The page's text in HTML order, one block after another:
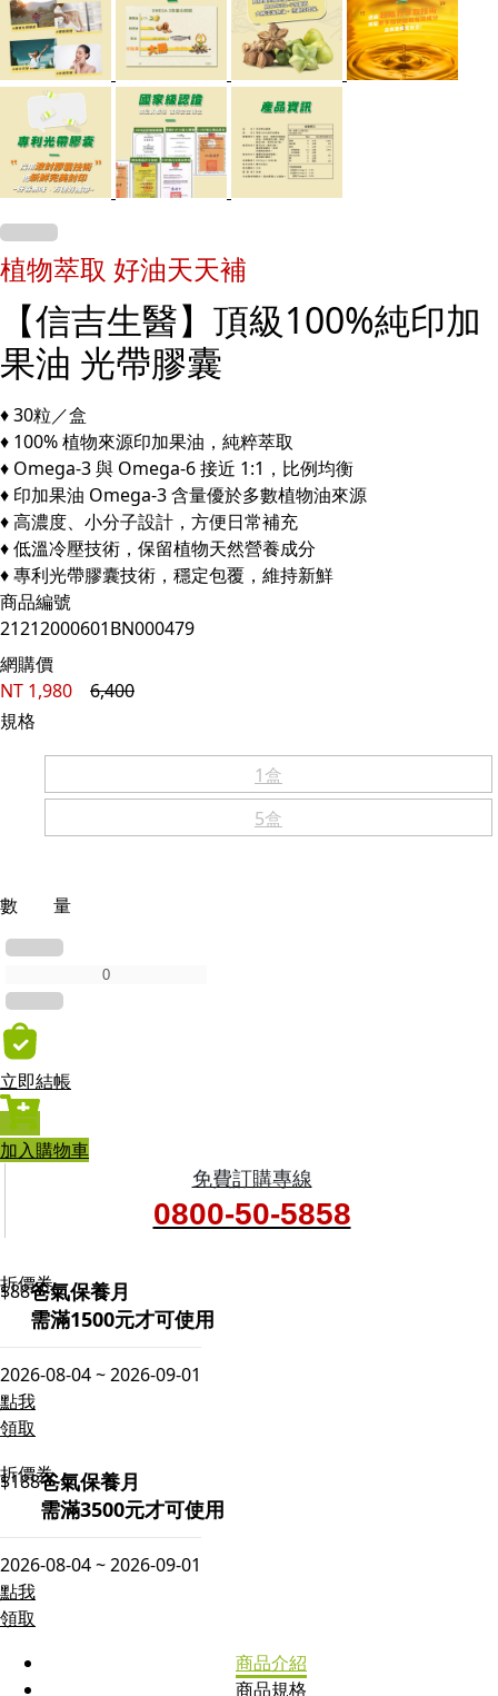
植物萃取 好油天天補
【信吉生醫】頂級100%純印加
果油 光帶膠囊
♦ 30粒／盒
♦ 100% 植物來源印加果油，純粹萃取
♦ Omega-3 與 Omega-6 接近 1:1，比例均衡
♦ 印加果油 Omega-3 含量優於多數植物油來源
♦ 高濃度、小分子設計，方便日常補充
♦ 低溫冷壓技術，保留植物天然營養成分
♦ 專利光帶膠囊技術，穩定包覆，維持新鮮
商品編號
21212000601BN000479
網購價
NT 1,980
6,400
規格
1盒
5盒
數 量
立即結帳
加入購物車
免費訂購專線
0800-50-5858
折價券
$88爸氣保養月
需滿1500元才可使用
2026-08-04 ~ 2026-09-01
點我
領取
折價券
$188爸氣保養月
需滿3500元才可使用
2026-08-04 ~ 2026-09-01
點我
領取
商品介紹
商品規格